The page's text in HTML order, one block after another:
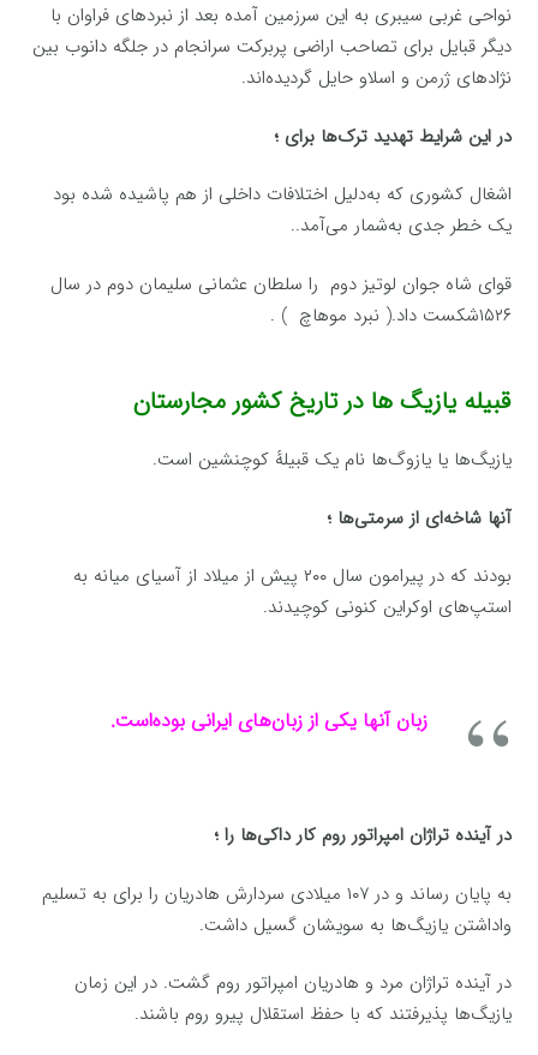
نواحی غربی سیبری به این سرزمین آمده بعد از نبردهای فراوان با
دیگر قبایل برای تصاحب اراضی پربرکت سرانجام در جلگه دانوب بین
نژادهای ژرمن و اسلاو حایل گردیده‌اند.
در این شرایط تهدید ترک‌ها برای ؛
اشغال کشوری که به‌دلیل اختلافات داخلی از هم پاشیده شده بود
یک خطر جدی به‌شمار می‌آمد..
قوای شاه جوان لوتیز دوم را سلطان عثمانی سلیمان دوم در سال
۱۵۲۶شکست داد.( نبرد موهاچ ) .
قبیله یازیگ‌ ها در تاریخ کشور مجارستان
یازیگ‌ها یا یازوگ‌ها نام یک قبیلهٔ کوچنشین است.
آنها شاخه‌ای از سرمتی‌ها ؛
بودند که در پیرامون سال ۲۰۰ پیش از میلاد از آسیای میانه به
استپ‌های اوکراین کنونی کوچیدند.
زبان آنها یکی از زبان‌های ایرانی بوده‌است.
در آینده تراژان امپراتور روم کار داکی‌ها را ؛
به پایان رساند و در ۱۰۷ میلادی سردارش هادریان را برای به تسلیم
واداشتن یازیگ‌ها به سویشان گسیل داشت.
در آینده تراژان مرد و هادریان امپراتور روم گشت. در این زمان
یازیگ‌ها پذیرفتند که با حفظ استقلال پیرو روم باشند.